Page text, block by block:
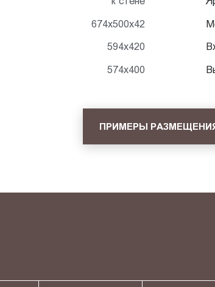
674x500x42
594x420
574x400
ПРИМЕРЫ